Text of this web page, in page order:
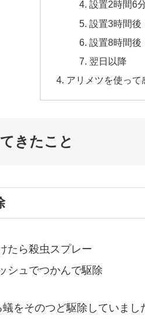
設置2時間6
設置3時間後
設置8時間後
翌日以降
アリメツを使って
きたこと
たら殺虫スプレー
シュでつかんで駆除
をそのつど駆除していま